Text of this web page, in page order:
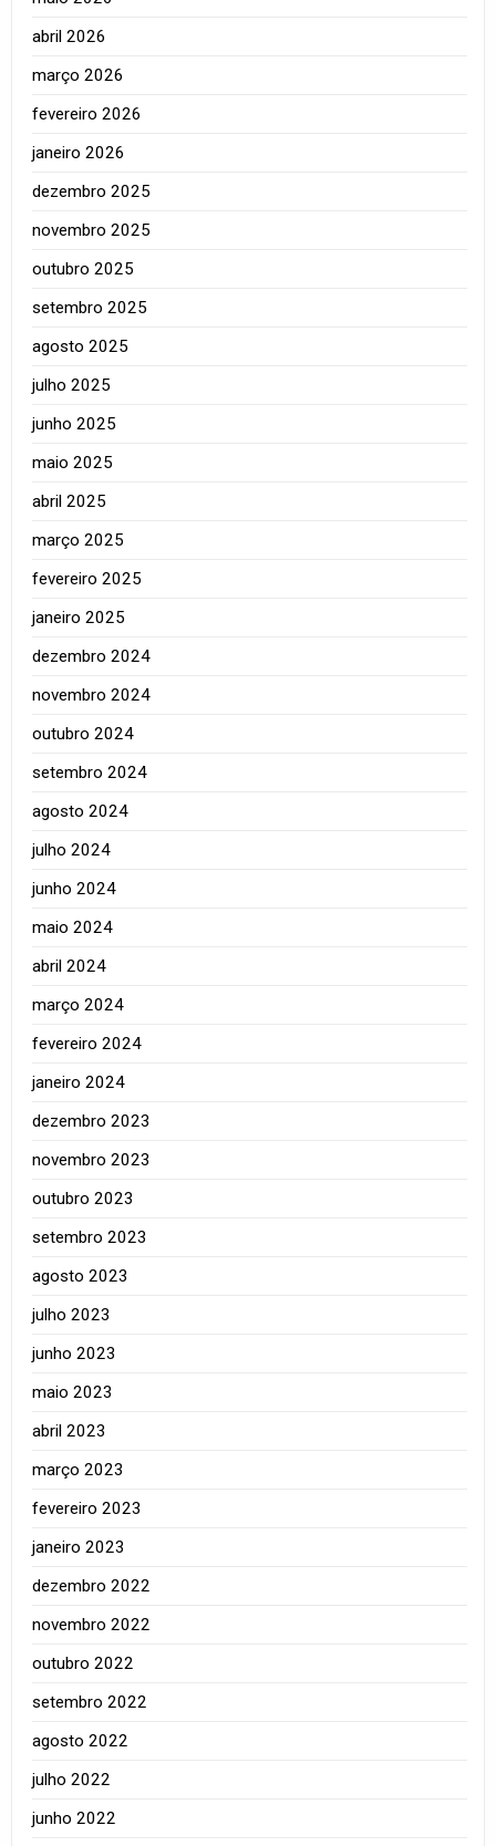
abril 2026
março 2026
fevereiro 2026
janeiro 2026
dezembro 2025
novembro 2025
outubro 2025
setembro 2025
agosto 2025
julho 2025
junho 2025
maio 2025
abril 2025
março 2025
fevereiro 2025
janeiro 2025
dezembro 2024
novembro 2024
outubro 2024
setembro 2024
agosto 2024
julho 2024
junho 2024
maio 2024
abril 2024
março 2024
fevereiro 2024
janeiro 2024
dezembro 2023
novembro 2023
outubro 2023
setembro 2023
agosto 2023
julho 2023
junho 2023
maio 2023
abril 2023
março 2023
fevereiro 2023
janeiro 2023
dezembro 2022
novembro 2022
outubro 2022
setembro 2022
agosto 2022
julho 2022
junho 2022